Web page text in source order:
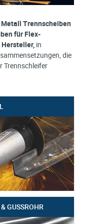
Metall Trennscheiben
für Flex-
in
die
Trennschleifer
GUSSROHR